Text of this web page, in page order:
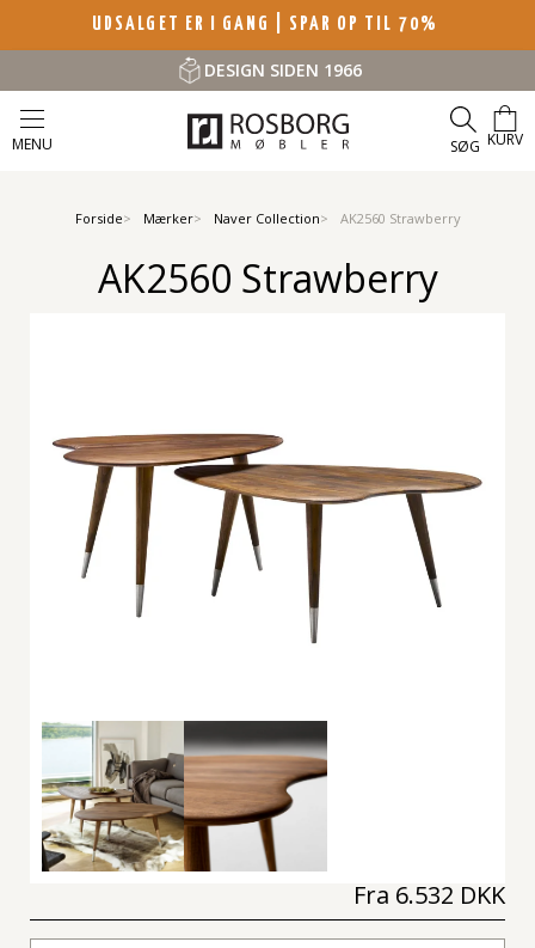
UDSALGET ER I GANG | SPAR OP TIL 70%
DESIGN SIDEN 1966
MENU SØG KURV
Forside Mærker Naver Collection AK2560 Strawberry
AK2560 Strawberry
Fra 6.532 DKK